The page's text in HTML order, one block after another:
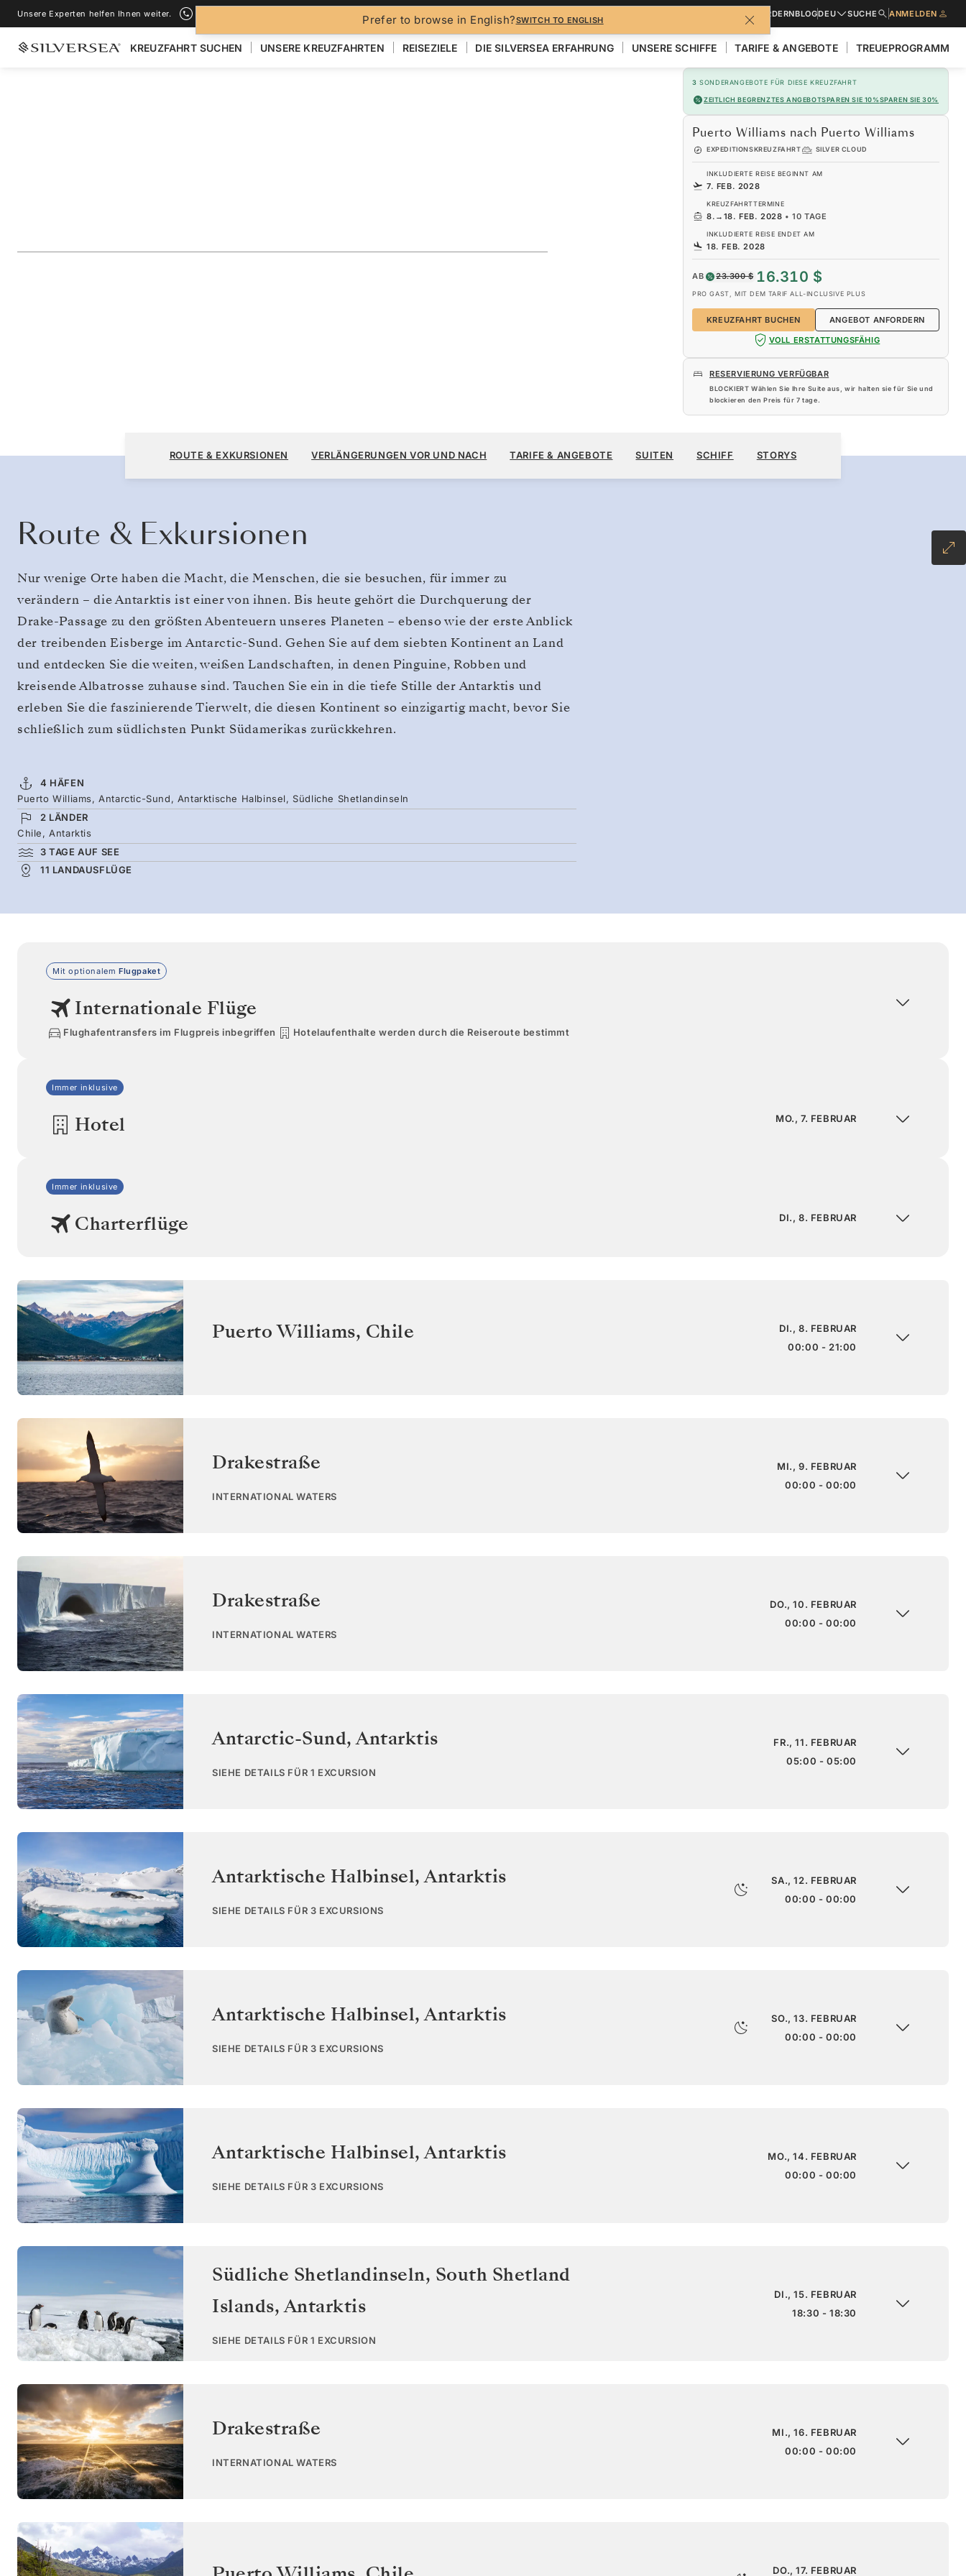
Prefer to browse in English?SWITCH TO ENGLISH
Unsere Experten helfen Ihnen weiter. ANGEBOT ANFORDERNBLOGDEU SUCHE ANMELDEN
KREUZFAHRT SUCHEN UNSERE KREUZFAHRTEN REISEZIELE DIE SILVERSEA ERFAHRUNG UNSERE SCHIFFE TARIFE & ANGEBOTE TREUEPROGRAMM
3 SONDERANGEBOTE FÜR DIESE KREUZFAHRT
ZEITLICH BEGRENZTES ANGEBOTSPAREN SIE 10%SPAREN SIE 30%
Puerto Williams nach Puerto Williams
EXPEDITIONSKREUZFAHRT SILVER CLOUD
INKLUDIERTE REISE BEGINNT AM
7. FEB. 2028
KREUZFAHRTTERMINE
8. → 18. FEB. 2028 •10 TAGE
INKLUDIERTE REISE ENDET AM
18. FEB. 2028
AB 23.300 $ 16.310 $
PRO GAST, MIT DEM TARIF ALL-INCLUSIVE PLUS
KREUZFAHRT BUCHEN
ANGEBOT ANFORDERN
VOLL ERSTATTUNGSFÄHIG
RESERVIERUNG VERFÜGBAR
BLOCKIERT Wählen Sie Ihre Suite aus, wir halten sie für Sie und
blockieren den Preis für 7 tage.
Puerto Williams nach Puerto Williams
10 TAGE
PRO GAST, MIT DEM TARIF ALL-INCLUSIVE PLUS
KREUZFAHRT BUCHEN
ROUTE & EXKURSIONEN VERLÄNGERUNGEN VOR UND NACH TARIFE & ANGEBOTE SUITEN SCHIFF STORYS
Route & Exkursionen
Nur wenige Orte haben die Macht, die Menschen, die sie besuchen, für immer zu
verändern – die Antarktis ist einer von ihnen. Bis heute gehört die Durchquerung der
Drake-Passage zu den größten Abenteuern unseres Planeten – ebenso wie der erste Anblick
der treibenden Eisberge im Antarctic-Sund. Gehen Sie auf dem siebten Kontinent an Land
und entdecken Sie die weiten, weißen Landschaften, in denen Pinguine, Robben und
kreisende Albatrosse zuhause sind. Tauchen Sie ein in die tiefe Stille der Antarktis und
erleben Sie die faszinierende Tierwelt, die diesen Kontinent so einzigartig macht, bevor Sie
schließlich zum südlichsten Punkt Südamerikas zurückkehren.
4 HÄFEN
Puerto Williams, Antarctic-Sund, Antarktische Halbinsel, Südliche Shetlandinseln
2 LÄNDER
Chile, Antarktis
3 TAGE AUF SEE
11 LANDAUSFLÜGE
Mit optionalem Flugpaket
Internationale Flüge
Flughafentransfers im Flugpreis inbegriffen Hotelaufenthalte werden durch die Reiseroute bestimmt
Immer inklusive
Hotel MO., 7. FEBRUAR
Immer inklusive
Charterflüge DI., 8. FEBRUAR
Puerto Williams, Chile
DI., 8. FEBRUAR
00:00 - 21:00
Drakestraße
INTERNATIONAL WATERS
MI., 9. FEBRUAR
00:00 - 00:00
Drakestraße
INTERNATIONAL WATERS
DO., 10. FEBRUAR
00:00 - 00:00
Antarctic-Sund,Antarktis
SIEHE DETAILS FÜR 1 EXCURSION
FR., 11. FEBRUAR
05:00 - 05:00
Antarktische Halbinsel,Antarktis
SIEHE DETAILS FÜR 3 EXCURSIONS
SA., 12. FEBRUAR
00:00 - 00:00
Antarktische Halbinsel,Antarktis
SIEHE DETAILS FÜR 3 EXCURSIONS
SO., 13. FEBRUAR
00:00 - 00:00
Antarktische Halbinsel,Antarktis
SIEHE DETAILS FÜR 3 EXCURSIONS
MO., 14. FEBRUAR
00:00 - 00:00
Südliche Shetlandinseln, South Shetland
Islands, Antarktis
SIEHE DETAILS FÜR 1 EXCURSION
DI., 15. FEBRUAR
18:30 - 18:30
Drakestraße
INTERNATIONAL WATERS
MI., 16. FEBRUAR
00:00 - 00:00
DO., 17. FEBRUAR